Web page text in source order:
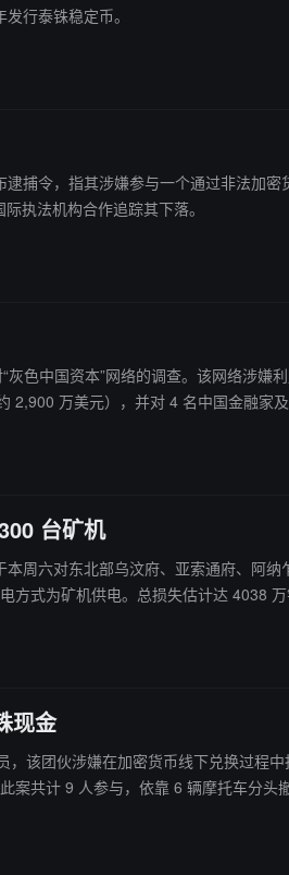
行泰铢稳定币。
捕令，指其涉嫌参与一个通过非法加
执法机构合作追踪其下落。
色中国资本”网络的调查。该网络涉
金融家及 4 名缅甸籍人员发出逮捕令。 美国特勤局已查
台矿机
周六对东北部乌汶府、亚索通府、阿
方式为矿机供电。总损失估计达 4038
现金
下兑换过程中抢走一名 35 岁中国男子 19.6 万泰铢
共计 9 人参与，依靠 6 辆摩托车分